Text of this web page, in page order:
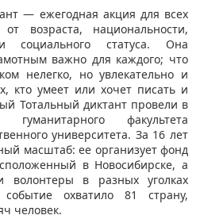
— ежегодная акция для всех
возраста, национальности,
социального статуса. Она
важно для каждого; что
нелегко, но увлекательно и
кто умеет или хочет писать и
Тотальный диктант провели в
факультета
университета. За 16 лет
масштаб: ее организует фонд
в Новосибирске, а
волонтеры в разных уголках
охватило 81 страну,
человек.